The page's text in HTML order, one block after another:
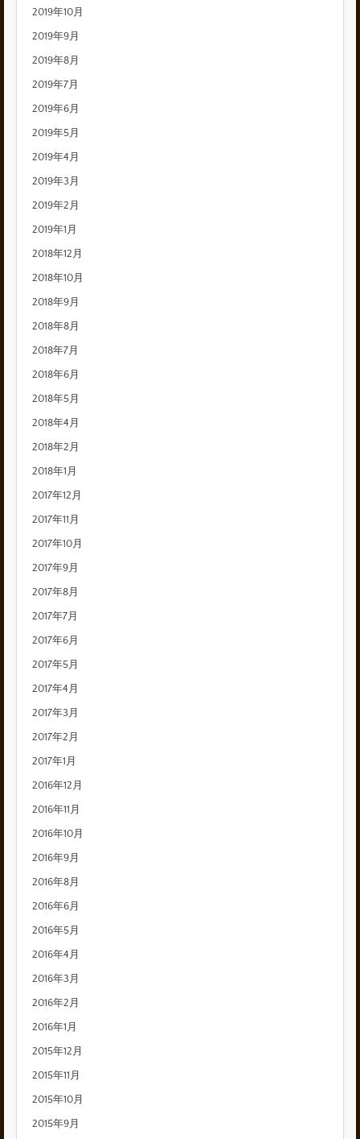
2019年10月
2019年9月
2019年8月
2019年7月
2019年6月
2019年5月
2019年4月
2019年3月
2019年2月
2019年1月
2018年12月
2018年10月
2018年9月
2018年8月
2018年7月
2018年6月
2018年5月
2018年4月
2018年2月
2018年1月
2017年12月
2017年11月
2017年10月
2017年9月
2017年8月
2017年7月
2017年6月
2017年5月
2017年4月
2017年3月
2017年2月
2017年1月
2016年12月
2016年11月
2016年10月
2016年9月
2016年8月
2016年6月
2016年5月
2016年4月
2016年3月
2016年2月
2016年1月
2015年12月
2015年11月
2015年10月
2015年9月